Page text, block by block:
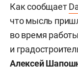
Как сообщает
что мысль
во время
и
Алексей